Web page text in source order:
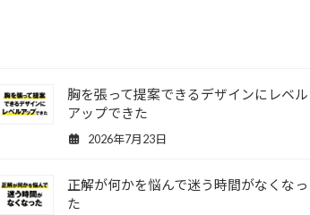
胸を張って提案できるデザインにレベル
アップできた
2026年7月23日
正解が何かを悩んで迷う時間がなくなっ
た